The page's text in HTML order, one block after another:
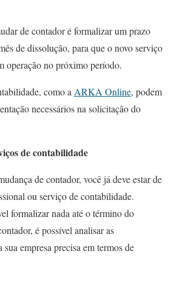
de contador é formalizar um prazo
de dissolução, para que o novo serviço
operação no próximo período.
como a ARKA Online, podem
necessários na solicitação do
de contabilidade
de contador, você já deve estar de
ou serviço de contabilidade.
formalizar nada até o término do
é possível analisar as
empresa precisa em termos de